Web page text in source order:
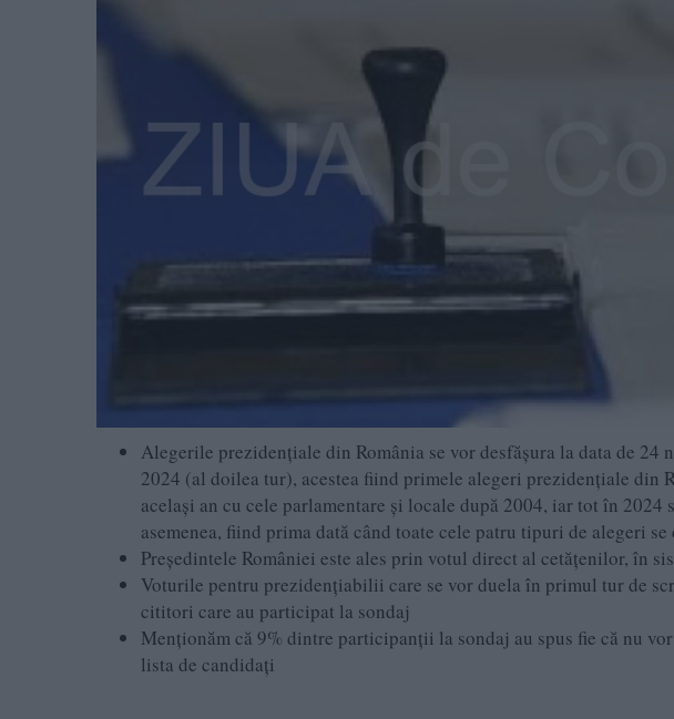
Alegerile prezidențiale din România se vor desfășura la data de
2024 (al doilea tur), acestea fiind primele alegeri prezidențiale din
același an cu cele parlamentare și locale după 2004, iar tot în
asemenea, fiind prima dată când toate cele patru tipuri de alegeri se
Președintele României este ales prin votul direct al cetățenilor, în
Voturile pentru prezidențiabilii care se vor duela în primul tur de
cititori care au participat la sondaj
Menționăm că 9% dintre participanții la sondaj au spus fie că nu
lista de candidați